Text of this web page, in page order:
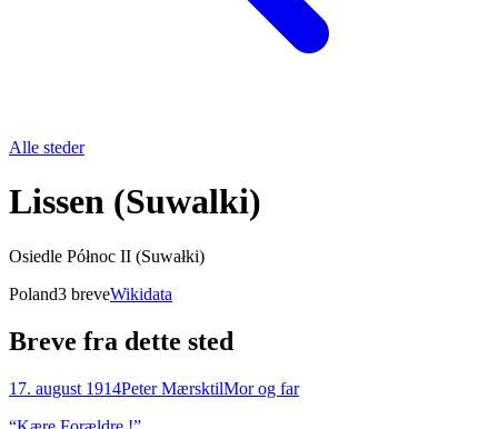
Alle steder
Lissen (Suwalki)
Osiedle Północ II (Suwałki)
Poland3 breveWikidata
Breve fra dette sted
17. august 1914Peter MærsktilMor og far